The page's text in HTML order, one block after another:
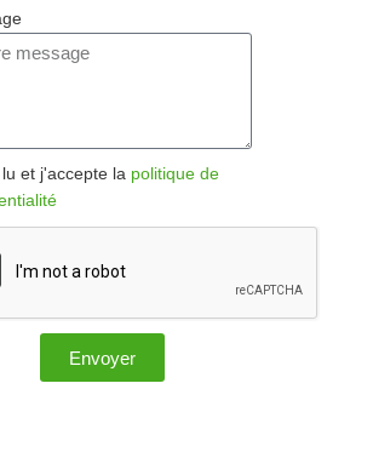
et j'accepte la politique de
Envoyer